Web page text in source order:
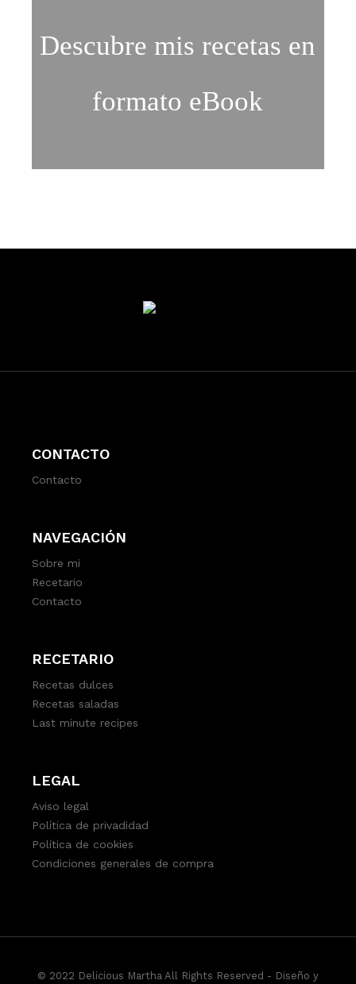
Descubre mis recetas en
formato eBook
CONTACTO
Contacto
NAVEGACIÓN
Sobre mi
Recetario
Contacto
RECETARIO
Recetas dulces
Recetas saladas
Last minute recipes
LEGAL
Aviso legal
Política de privadidad
Política de cookies
Condiciones generales de compra
© 2022 Delicious Martha All Rights Reserved - Diseño y